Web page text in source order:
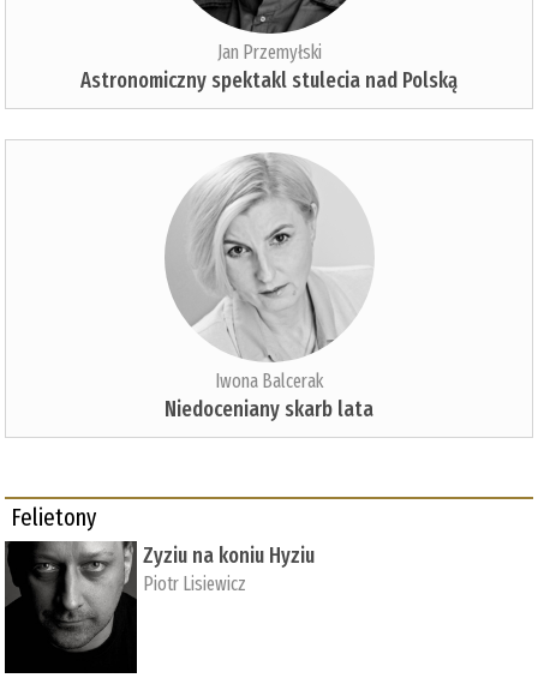
Jan Przemyłski
Astronomiczny spektakl stulecia nad Polską
Iwona Balcerak
Niedoceniany skarb lata
Felietony
Zyziu na koniu Hyziu
Piotr Lisiewicz